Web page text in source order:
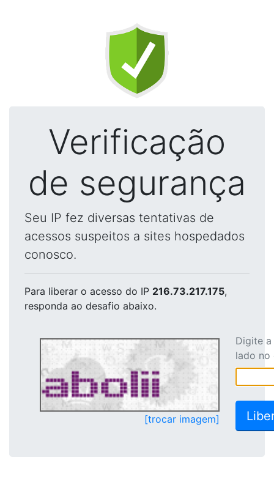
Verificação
de segurança
Seu IP fez diversas tentativas de
acessos suspeitos a sites hospedados
conosco.
Para liberar o acesso do IP 216.73.217.175,
responda ao desafio abaixo.
[trocar imagem]
Digite
lado no